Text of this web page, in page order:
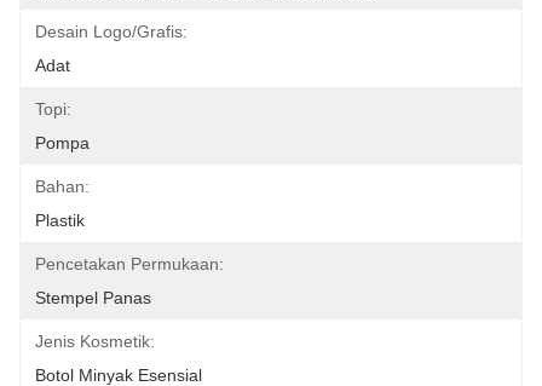
Desain Logo/Grafis:
Adat
Topi:
Pompa
Bahan:
Plastik
Pencetakan Permukaan:
Stempel Panas
Jenis Kosmetik:
Botol Minyak Esensial